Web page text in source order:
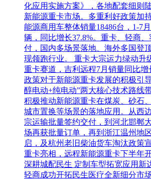
化应用实施方案》，各地配套细则
新能源重卡市场。多重利好政策加
能源商用车整体销量18486台，1-7
辆，同比增长37.8%。重卡、轻商
付，国内多场景落地、海外多国登
现领跑行业。 重卡大宗运力绿动升
重卡赛道，吉利远程7月销量同比增
政策对于新能源重卡发展的积极引
醇电动+纯电动”两大核心技术路线
积极推动新能源重卡在煤炭、砂石
城市置换等场景的落地应用。从西
宗运输批量签约交付，到河北邯郸
场再获批量订单，再到浙江温州地
启，及杭州老旧柴油货车淘汰政策
重卡亮相，远程新能源重卡下半年
深耕城配民生 定制车型拓宽应用新
轻商成功开拓民生医疗全新细分市